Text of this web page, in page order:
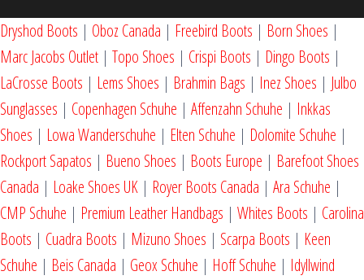
Dryshod Boots | Oboz Canada | Freebird Boots | Born Shoes |
Marc Jacobs Outlet | Topo Shoes | Crispi Boots | Dingo Boots |
LaCrosse Boots | Lems Shoes | Brahmin Bags | Inez Shoes | Julbo
Sunglasses | Copenhagen Schuhe | Affenzahn Schuhe | Inkkas
Shoes | Lowa Wanderschuhe | Elten Schuhe | Dolomite Schuhe |
Rockport Sapatos | Bueno Shoes | Boots Europe | Barefoot Shoes
Canada | Loake Shoes UK | Royer Boots Canada | Ara Schuhe |
CMP Schuhe | Premium Leather Handbags | Whites Boots | Carolina
Boots | Cuadra Boots | Mizuno Shoes | Scarpa Boots | Keen
Schuhe | Beis Canada | Geox Schuhe | Hoff Schuhe | Idyllwind